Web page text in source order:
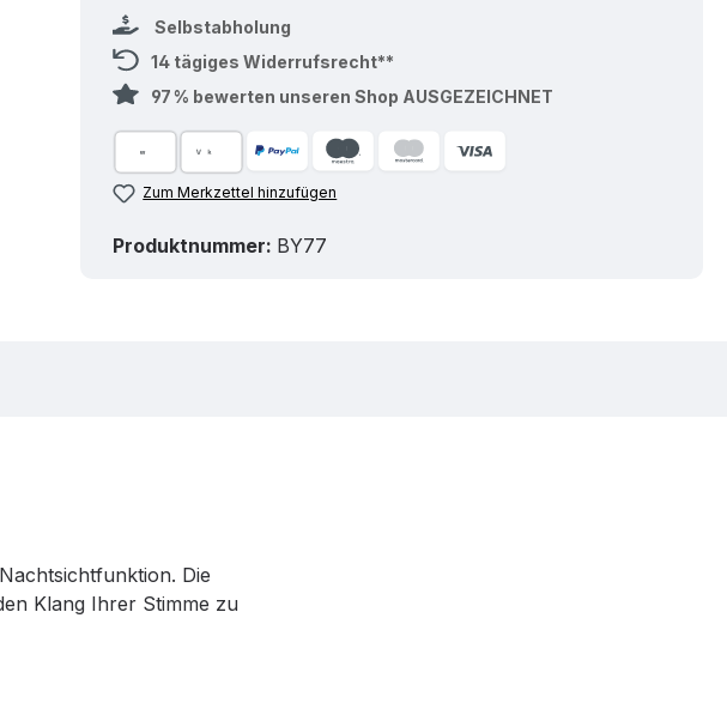
Selbstabholung
14 tägiges Widerrufsrecht**
97 % bewerten unseren Shop AUSGEZEICHNET
Zum Merkzettel hinzufügen
Produktnummer: BY77
Die
Klang Ihrer Stimme zu